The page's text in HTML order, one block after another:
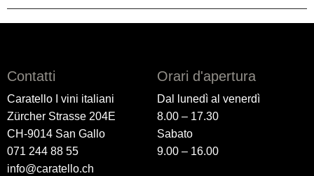
Contatti
Caratello I vini italiani
Zürcher Strasse 204E
CH-9014 San Gallo
071 244 88 55
info@caratello.ch
Orari d'apertura
Dal lunedì al venerdì
8.00 – 17.30
Sabato
9.00 – 16.00